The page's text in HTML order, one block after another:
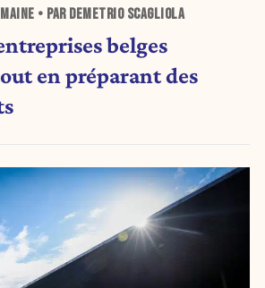
• PAR DEMETRIO SCAGLIOLA
belges
en préparant des